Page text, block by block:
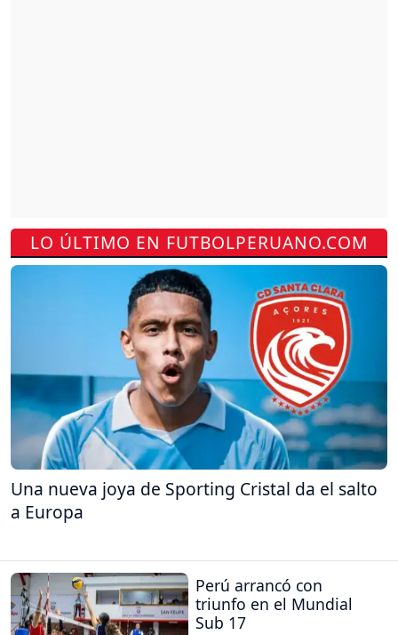
LO ÚLTIMO EN FUTBOLPERUANO.COM
Una nueva joya de Sporting Cristal da el salto
a Europa
Perú arrancó con
triunfo en el Mundial
Sub 17